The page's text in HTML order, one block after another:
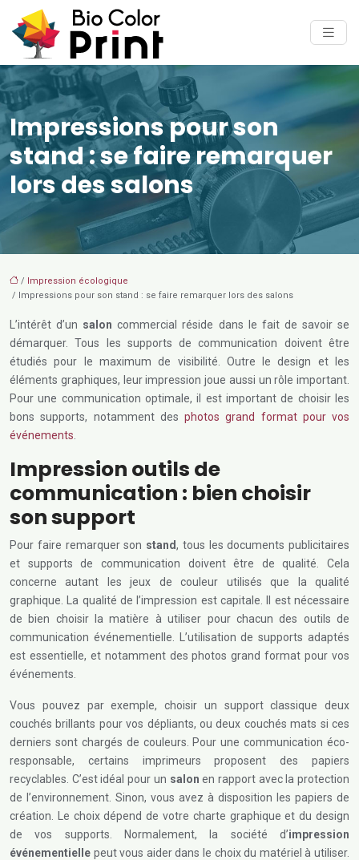
Impressions pour son
stand : se faire remarquer
lors des salons
/ Impression écologique
/ Impressions pour son stand : se faire remarquer lors des salons
L’intérêt d’un salon commercial réside dans le fait de savoir se
démarquer. Tous les supports de communication doivent être
étudiés pour le maximum de visibilité. Outre le design et les
éléments graphiques, leur impression joue aussi un rôle important.
Pour une communication optimale, il est important de choisir les
bons supports, notamment des photos grand format pour vos
événements
Impression outils de
communication : bien choisir
son support
Pour faire remarquer son stand, tous les documents publicitaires
et supports de communication doivent être de qualité. Cela
concerne autant les jeux de couleur utilisés que la qualité
graphique. La qualité de l’impression est capitale. Il est nécessaire
de bien choisir la matière à utiliser pour chacun des outils de
communication événementielle. L’utilisation de supports adaptés
est essentielle, et notamment des photos grand format pour vos
événements.
Vous pouvez par exemple, choisir un support classique deux
couchés brillants pour vos dépliants, ou deux couchés mats si ces
derniers sont chargés de couleurs. Pour une communication éco-
responsable, certains imprimeurs proposent des papiers
recyclables. C’est idéal pour un salon en rapport avec la protection
de l’environnement. Sinon, vous avez à disposition les papiers de
création. Le choix dépend de votre charte graphique et du design
de vos supports. Normalement, la société d’impression
événementielle peut vous aider dans le choix du matériel à utiliser.